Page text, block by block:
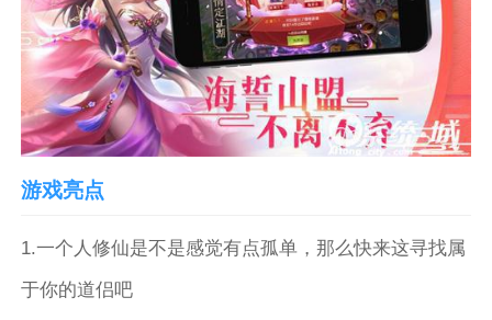
游戏亮点
1.一个人修仙是不是感觉有点孤单，那么快来这寻找属
于你的道侣吧